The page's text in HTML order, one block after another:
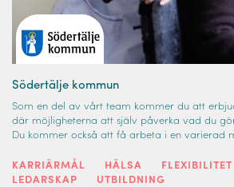
Södertälje kommun
Som en del av vårt team kommer du att
där möjligheterna att själv påverka vad du
Du kommer också att få arbeta i en varierad
KARRIÄRMÅL HÄLSA FLEXIBILITET
LEDARSKAP
UTBILDNING